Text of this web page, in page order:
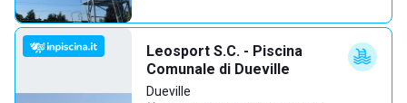
Leosport S.C. - Piscina
Comunale di Dueville
Dueville